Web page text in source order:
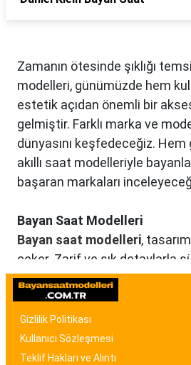
Zamanın ötesinde şıklığı
modelleri, günümüzde hem
estetik açıdan önemli bir
gelmiştir. Farklı marka ve
dünyasını keşfedeceğiz.
akıllı saat modelleriyle
başaran markaları
Bayan Saat Modelleri
Bayan saat modelleri,
çeker. Zarif ve şık detaylarla
modellerden, spor ve günlük
olanlara kadar birçok seçenek
malzeme ve tasarım
modelleri, kullanıcıların
sunar.
Gizlilik Politikası
Kullanıcı Sözleşmesi
Teklif Hakları ve Alıntı